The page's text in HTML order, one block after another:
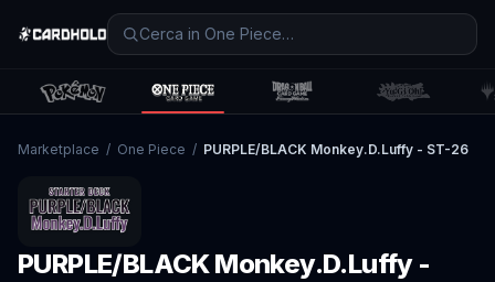
Marketplace / One Piece / PURPLE/BLACK Monkey.D.Luffy - ST-26
PURPLE/BLACK Monkey.D.Luffy -